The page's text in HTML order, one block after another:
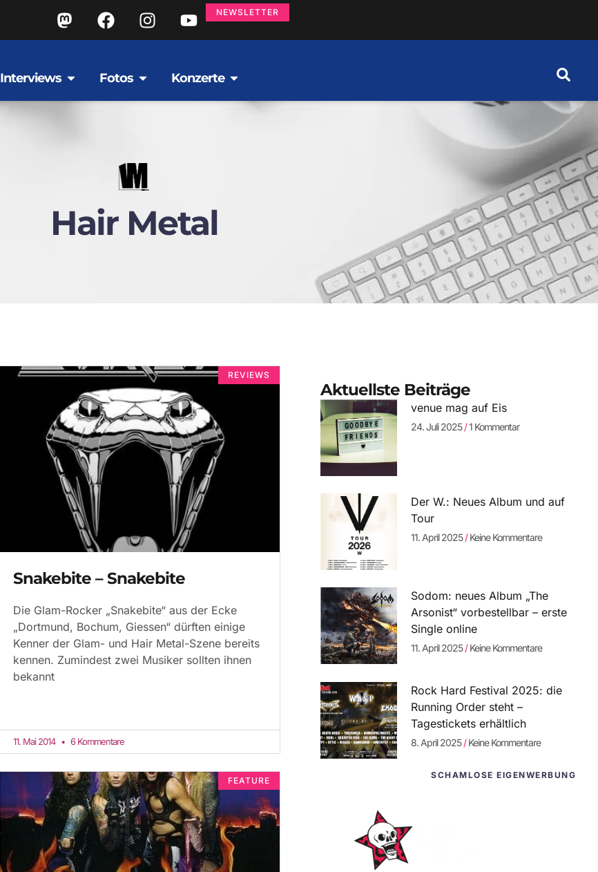
NEWSLETTER
Interviews Fotos Konzerte
Hair Metal
REVIEWS
Snakebite – Snakebite
Die Glam-Rocker „Snakebite“ aus der Ecke
„Dortmund, Bochum, Giessen“ dürften einige
Kenner der Glam- und Hair Metal-Szene bereits
kennen. Zumindest zwei Musiker sollten ihnen
bekannt
11. Mai 2014 6 Kommentare
FEATURE
Aktuellste Beiträge
venue mag auf Eis
24. Juli 2025 1 Kommentar
Der W.: Neues Album und auf
Tour
11. April 2025 Keine Kommentare
Sodom: neues Album „The
Arsonist“ vorbestellbar – erste
Single online
11. April 2025 Keine Kommentare
Rock Hard Festival 2025: die
Running Order steht –
Tagestickets erhältlich
8. April 2025 Keine Kommentare
SCHAMLOSE EIGENWERBUNG